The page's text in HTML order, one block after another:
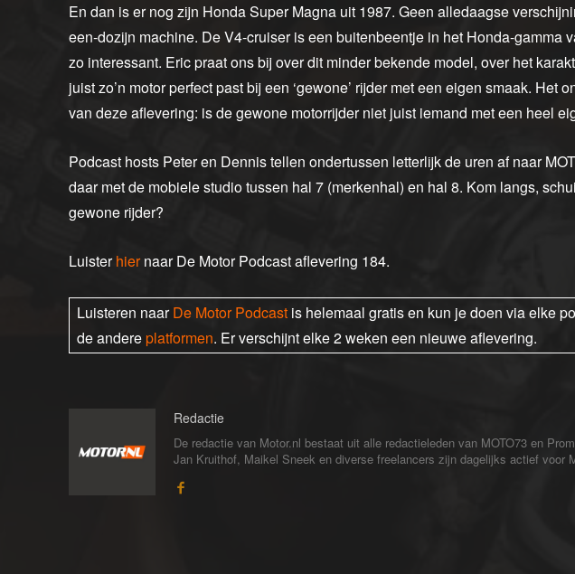
En dan is er nog zijn Honda Super Magna uit 1987. Geen alledaagse
een-dozijn machine. De V4-cruiser is een buitenbeentje in het Honda-gamma
zo interessant. Eric praat ons bij over dit minder bekende model, over het
juist zo’n motor perfect past bij een ‘gewone’ rijder met een eigen smaak. Het
van deze aflevering: is de gewone motorrijder niet juist iemand met een heel
Podcast hosts Peter en Dennis tellen ondertussen letterlijk de uren af naar
daar met de mobiele studio tussen hal 7 (merkenhal) en hal 8. Kom langs,
gewone rijder?
Luisterhiernaar De Motor Podcast aflevering 184.
Luisteren naarDe Motor Podcast is helemaal gratis en kun je doen via elke
de andereplatformen. Er verschijnt elke 2 weken een nieuwe aflevering.
Redactie
De redactie van Motor.nl bestaat uit alle redactieleden van MOTO73 en
Jan Kruithof, Maikel Sneek en diverse freelancers zijn dagelijks actief voor